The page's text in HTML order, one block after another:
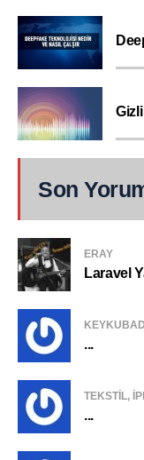
Son
ERAY
Laravel
KEYKUBAD
...
TEKSTIL,
...